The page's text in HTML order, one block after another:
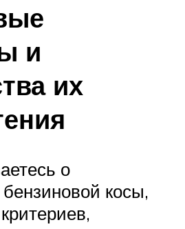
и
их
о
косы,